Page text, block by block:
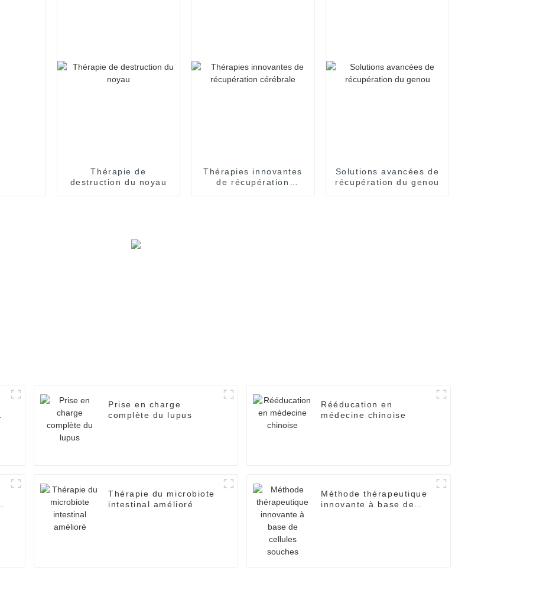
Thérapie de
destruction du noyau
Thérapies innovantes
de récupération
Solutions avancées de
récupération du genou
Prise en charge
complète du lupus
Rééducation en
médecine chinoise
Thérapie du microbiote
intestinal amélioré
Méthode thérapeutique
innovante à base de